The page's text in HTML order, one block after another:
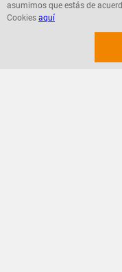
asumimos que estás de
Cookies aquí